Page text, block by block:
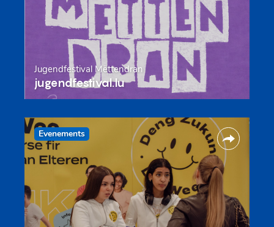
Jugendfestival Mëttendran
jugendfestival.lu
Evenements